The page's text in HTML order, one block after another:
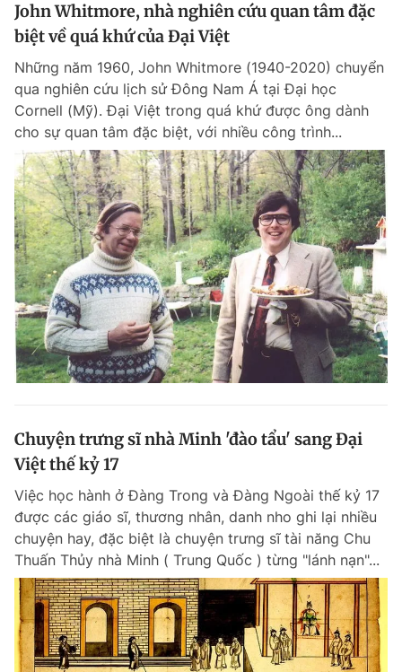
John Whitmore, nhà nghiên cứu quan tâm đặc
biệt về quá khứ của Đại Việt
Những năm 1960, John Whitmore (1940-2020) chuyển
qua nghiên cứu lịch sử Đông Nam Á tại Đại học
Cornell (Mỹ). Đại Việt trong quá khứ được ông dành
cho sự quan tâm đặc biệt, với nhiều công trình...
Chuyện trưng sĩ nhà Minh 'đào tẩu' sang Đại
Việt thế kỷ 17
Việc học hành ở Đàng Trong và Đàng Ngoài thế kỷ 17
được các giáo sĩ, thương nhân, danh nho ghi lại nhiều
chuyện hay, đặc biệt là chuyện trưng sĩ tài năng Chu
Thuấn Thủy nhà Minh ( Trung Quốc ) từng "lánh nạn"...